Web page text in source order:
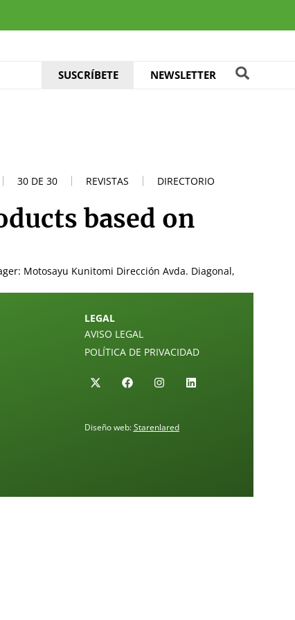
SUSCRÍBETE NEWSLETTER
30 DE 30 REVISTAS DIRECTORIO
based on
Motosayu Kunitomi Dirección Avda. Diagonal,
LEGAL
AVISO LEGAL
POLÍTICA DE PRIVACIDAD
Diseño web:Starenlared